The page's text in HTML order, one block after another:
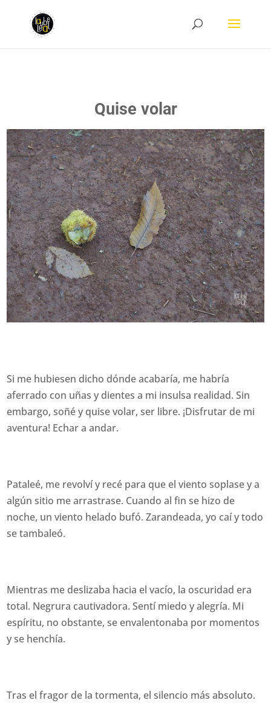
Quise volar
Si me hubiesen dicho dónde acabaría, me habría
aferrado con uñas y dientes a mi insulsa realidad. Sin
embargo, soñé y quise volar, ser libre. ¡Disfrutar de mi
aventura! Echar a andar.
Pataleé, me revolví y recé para que el viento soplase y a
algún sitio me arrastrase. Cuando al fin se hizo de
noche, un viento helado bufó. Zarandeada, yo caí y todo
se tambaleó.
Mientras me deslizaba hacia el vacío, la oscuridad era
total. Negrura cautivadora. Sentí miedo y alegría. Mi
espíritu, no obstante, se envalentonaba por momentos
y se henchía.
Tras el fragor de la tormenta, el silencio más absoluto.